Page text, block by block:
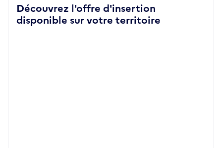
Découvrez l'offre d'insertion
disponible sur votre territoire